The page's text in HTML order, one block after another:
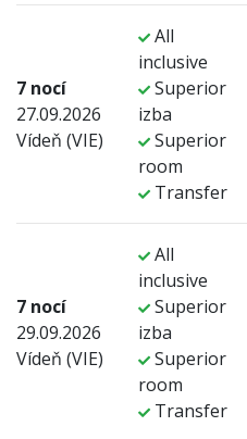
7 nocí
27.09.2026
Vídeň (VIE)
All
inclusive
Superior
izba
Superior
room
Transfer
7 nocí
29.09.2026
Vídeň (VIE)
All
inclusive
Superior
izba
Superior
room
Transfer